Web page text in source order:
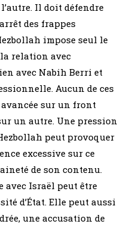
Il doit défendre
des frappes
impose seul le
relation avec
avec Nabih Berri et
Aucun de ces
avancée sur un front
un autre. Une pression
peut provoquer
excessive sur ce
de son contenu.
avec Israël peut être
d’État. Elle peut aussi
une accusation de